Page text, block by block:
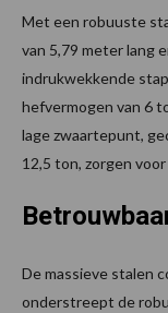
Met een robuuste
van 5,79 meter lang
indrukwekkende
hefvermogen van 6
lage zwaartepunt,
12,5 ton, zorgen
De massieve stalen
onderstreept de